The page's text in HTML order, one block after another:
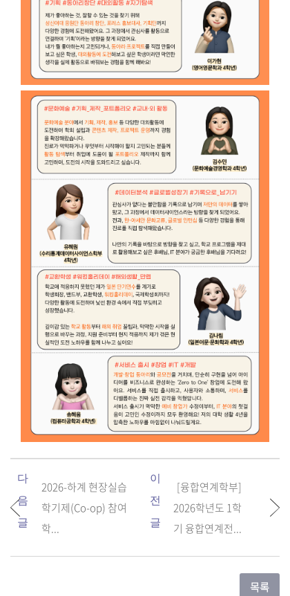
다
음
글
2026-하계 현장실습
학기제(Co-op) 참여
학...
이
전
글
[융합연계학부]
2026학년도 1학
기 융합연계전...